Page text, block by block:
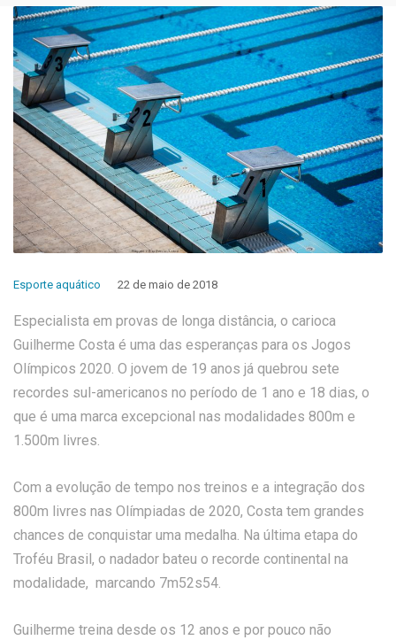
Esporte aquático 22 de maio de 2018
Especialista em provas de longa distância, o carioca
Guilherme Costa é uma das esperanças para os Jogos
Olímpicos 2020. O jovem de 19 anos já quebrou sete
recordes sul-americanos no período de 1 ano e 18 dias, o
que é uma marca excepcional nas modalidades 800m e
1.500m livres.
Com a evolução de tempo nos treinos e a integração dos
800m livres nas Olímpiadas de 2020, Costa tem grandes
chances de conquistar uma medalha. Na última etapa do
Troféu Brasil, o nadador bateu o recorde continental na
modalidade, marcando 7m52s54.
Guilherme treina desde os 12 anos e por pouco não